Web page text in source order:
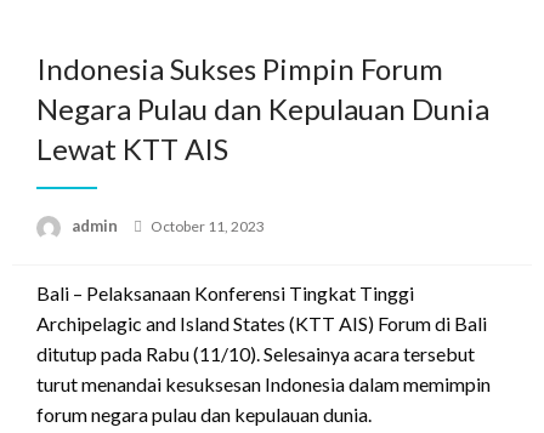
contentIndonesia Sukses Pimpin Forum
Negara Pulau dan Kepulauan Dunia
Lewat KTT AIS
admin
Posted
October 11, 2023
Bali – Pelaksanaan Konferensi Tingkat Tinggi
Archipelagic and Island States (KTT AIS) Forum di Bali
ditutup pada Rabu (11/10). Selesainya acara tersebut
turut menandai kesuksesan Indonesia dalam memimpin
forum negara pulau dan kepulauan dunia.